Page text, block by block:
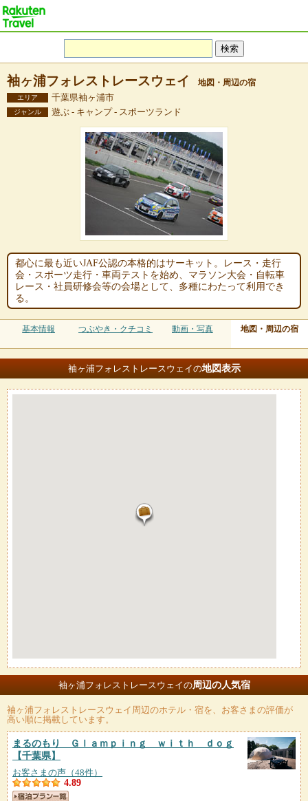
袖ヶ浦フォレストレースウェイ 地図・周辺の宿
エリア 千葉県袖ヶ浦市
ジャンル 遊ぶ - キャンプ - スポーツランド
都心に最も近いJAF公認の本格的はサーキット。レース・走行
会・スポーツ走行・車両テストを始め、マラソン大会・自転車
レース・社員研修会等の会場として、多種にわたって利用でき
る。
基本情報 つぶやき・クチコミ 動画・写真 地図・周辺の宿
袖ヶ浦フォレストレースウェイの地図表示
袖ヶ浦フォレストレースウェイの周辺の人気宿
袖ヶ浦フォレストレースウェイ 周辺のホテル・宿を、お客さまの評価が
高い順に掲載しています。
まるのもり Ｇｌａｍｐｉｎｇ ｗｉｔｈ ｄｏｇ
【千葉県】
お客さまの声（48件）
4.89